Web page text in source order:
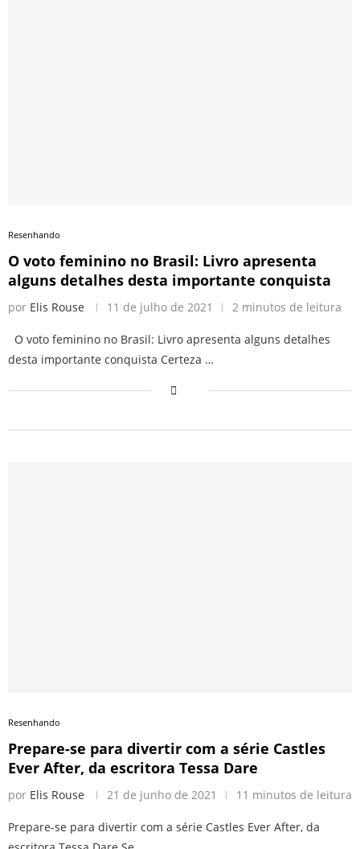
Resenhando
O voto feminino no Brasil: Livro apresenta
alguns detalhes desta importante conquista
por Elis Rouse 11 de julho de 2021 2 minutos de leitura
O voto feminino no Brasil: Livro apresenta alguns detalhes
desta importante conquista Certeza …
Resenhando
Prepare-se para divertir com a série Castles
Ever After, da escritora Tessa Dare
por Elis Rouse 21 de junho de 2021 11 minutos de leitura
Prepare-se para divertir com a série Castles Ever After, da